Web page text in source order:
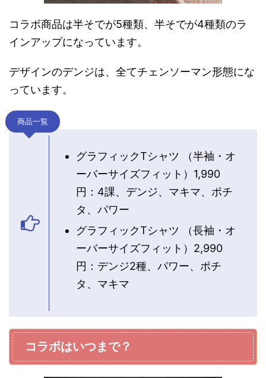
コラボ商品は半そでが5種類、半そでが4種類のラ
インアップになっています。
デザインのデンジは、全てチェンソーマン形態にな
っています。
商品一覧
グラフィックTシャツ （半袖・オ
ーバーサイズフィット）1,990
円：4課、デンジ、マキマ、ポチ
タ、パワー
グラフィックTシャツ （長袖・オ
ーバーサイズフィット）2,990
円：デンジ2種、パワー、ポチ
タ、マキマ
コラボはいつまで？